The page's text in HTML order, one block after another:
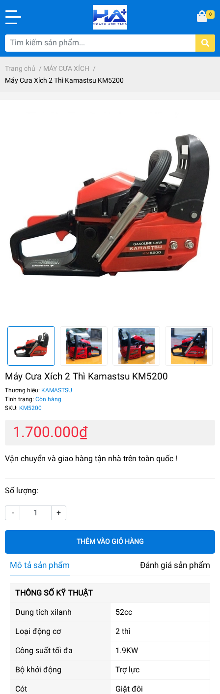
0
Trang chủ / MÁY CƯA XÍCH /
Máy Cưa Xích 2 Thì Kamastsu KM5200
Máy Cưa Xích 2 Thì Kamastsu KM5200
Thương hiệu: KAMASTSU
Tình trạng: Còn hàng
SKU: KM5200
1.700.000₫
Vận chuyển và giao hàng tận nhà trên toàn quốc !
Số lượng:
- +
THÊM VÀO GIỎ HÀNG
Mô tả sản phẩm Đánh giá sản phẩm
THÔNG SỐ KỸ THUẬT
Dung tích xilanh 52cc
Loại động cơ 2 thì
Công suất tối đa 1.9KW
Bộ khởi động Trợ lực
Cót Giật đôi